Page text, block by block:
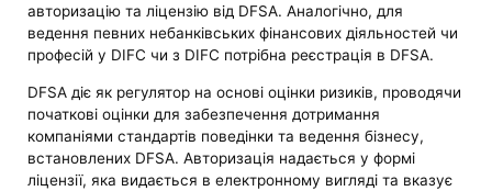
авторизацію та ліцензію від DFSA. Аналогічно, для
ведення певних небанківських фінансових діяльностей чи
професій у DIFC чи з DIFC потрібна реєстрація в DFSA.
DFSA діє як регулятор на основі оцінки ризиків, проводячи
початкові оцінки для забезпечення дотримання
компаніями стандартів поведінки та ведення бізнесу,
встановлених DFSA. Авторизація надається у формі
ліцензії, яка видається в електронному вигляді та вказує